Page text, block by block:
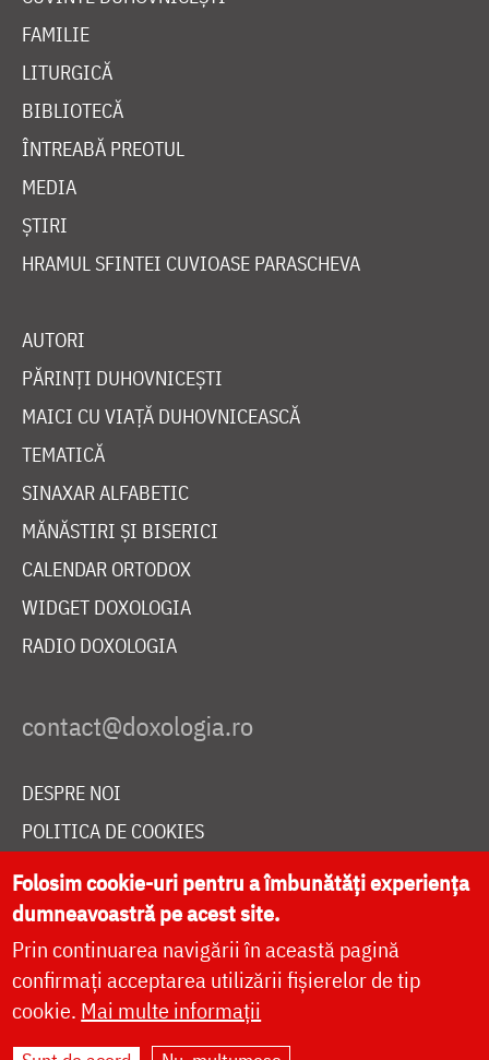
FAMILIE
LITURGICĂ
BIBLIOTECĂ
ÎNTREABĂ PREOTUL
MEDIA
ȘTIRI
HRAMUL SFINTEI CUVIOASE PARASCHEVA
AUTORI
PĂRINȚI DUHOVNICEȘTI
MAICI CU VIAȚĂ DUHOVNICEASCĂ
TEMATICĂ
SINAXAR ALFABETIC
MĂNĂSTIRI ȘI BISERICI
CALENDAR ORTODOX
WIDGET DOXOLOGIA
RADIO DOXOLOGIA
DESPRE NOI
POLITICA DE COOKIES
DONEAZĂ ONLINE PENTRU CATEDRALA NAȚIONALĂ
LIVE
Folosim cookie-uri pentru a îmbunătăți experiența
dumneavoastră pe acest site.
Prin continuarea navigării în această pagină
confirmați acceptarea utilizării fișierelor de tip
cookie. Mai multe informații